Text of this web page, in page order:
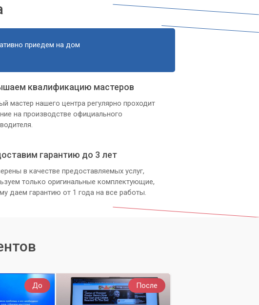
не
или
и
приедем на дом
квалификацию мастеров
мастер нашего центра регулярно проходит
на производстве официального
гарантию до 3 лет
в качестве предоставляемых услуг,
только оригинальные комплектующие,
даем гарантию от 1 года на все работы.
До После